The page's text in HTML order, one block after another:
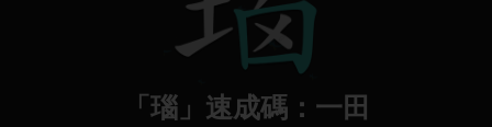
「瑙」速成碼：一田